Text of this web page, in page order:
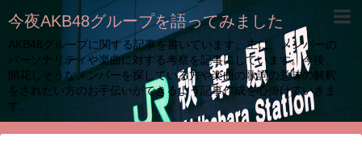
今夜AKB48グループを語ってみました
AKB48グループに関する記事を書いています。主に、メンバーの
パーソナリティや楽曲に対する考察を記事にしています。今後、
開花しそうなメンバーを探している方や楽曲の歌詞の意味の解釈
をされたい方のお手伝いができるよう記事作成を心掛けていきま
す。